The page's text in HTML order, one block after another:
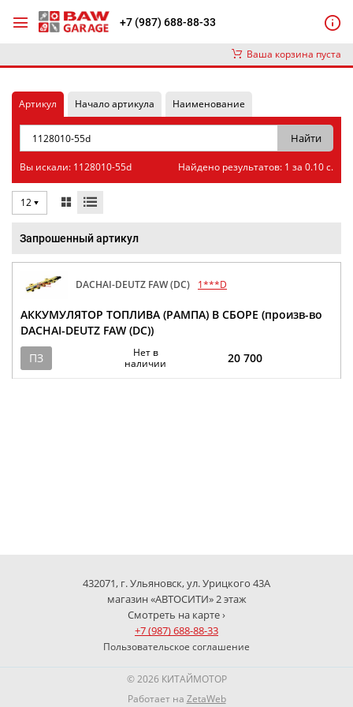
+7 (987) 688-88-33
Ваша корзина пуста
Артикул Начало артикула Наименование
Вы искали: 1128010-55d Найдено результатов: 1 за 0.10 с.
12
Запрошенный артикул
DACHAI-DEUTZ FAW (DC) 1***D
АККУМУЛЯТОР ТОПЛИВА (РАМПА) В СБОРЕ (произв-во
DACHAI-DEUTZ FAW (DC))
ПЗ
Нет в
наличии
20 700
432071, г. Ульяновск, ул. Урицкого 43А
магазин «АВТОСИТИ» 2 этаж
Смотреть на карте ›
+7 (987) 688-88-33
Пользовательское соглашение
© 2026 КИТАЙМОТОР
Работает на ZetaWeb